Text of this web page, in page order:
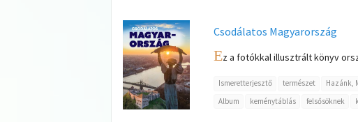
Csodálatos Magyarország
Ez a fotókkal illusztrált könyv
Ismeretterjesztő természet Hazánk,
Album
keménytáblás felsősöknek